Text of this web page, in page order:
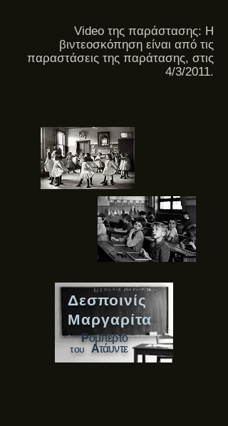
Video της παράστασης: Η
βιντεοσκόπηση είναι από τις
παραστάσεις της παράτασης, στις
4/3/2011.
Δεσποινίς
Μαργαρίτα
Ρομπέρτο
του Ατάυντε